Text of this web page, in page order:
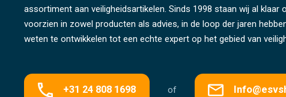
assortiment aan veiligheidsartikelen. Sinds 1998 staan wij al klaar
voorzien in zowel producten als advies, in de loop der jaren
weten te ontwikkelen tot een echte expert op het gebied van
+31 24 808 1698 of